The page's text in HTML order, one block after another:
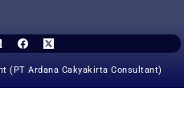
(PT Ardana Cakyakirta Consultant)